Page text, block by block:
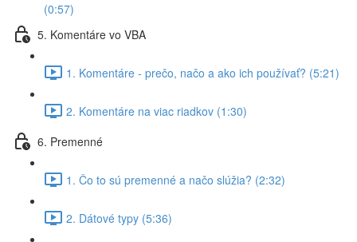
(0:57)
5. Komentáre vo VBA
1. Komentáre - prečo, načo a ako ich používať? (5:21)
2. Komentáre na viac riadkov (1:30)
6. Premenné
1. Čo to sú premenné a načo slúžia? (2:32)
2. Dátové typy (5:36)